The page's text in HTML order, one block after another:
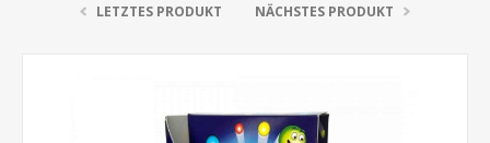
LETZTES PRODUKT NÄCHSTES PRODUKT